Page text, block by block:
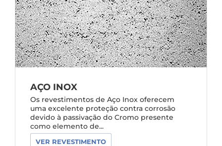
AÇO INOX
Os revestimentos de Aço Inox oferecem
uma excelente proteção contra corrosão
devido à passivação do Cromo presente
como elemento de...
VER REVESTIMENTO